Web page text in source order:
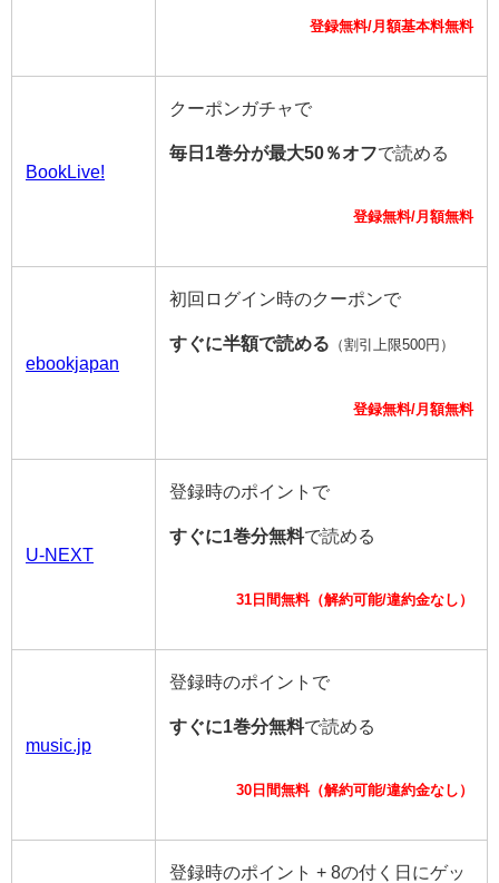
登録無料/月額基本料無料
BookLive!
クーポンガチャで
毎日1巻分が最大50％オフで読める
登録無料/月額無料
ebookjapan
初回ログイン時のクーポンで
すぐに半額で読める （割引上限500円）
登録無料/月額無料
U-NEXT
登録時のポイントで
すぐに1巻分無料で読める
31日間無料（解約可能/違約金なし）
music.jp
登録時のポイントで
すぐに1巻分無料で読める
30日間無料（解約可能/違約金なし）
登録時のポイント + 8の付く日にゲッ